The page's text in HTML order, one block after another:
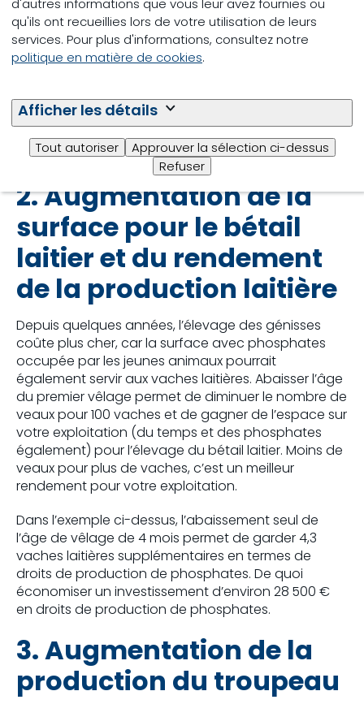
d'autres informations que vous leur avez fournies ou
qu'ils ont recueillies lors de votre utilisation de leurs
services. Pour plus d'informations, consultez notre
politique en matière de cookies.
Afficher les détails
Tout autoriser
Approuver la sélection ci-dessus
Refuser
l’animal. En d’autres termes, la vache laitière
s’amortit plus rapidement.
Améliorer le taux de renouvellement permettrait
économies plus importantes, comme l’illustre le
tableau 1. Un taux de renouvellement inférieur de 5 %
permet d’économiser en moyenne 10 animaux
supplémentaires pour l’élevage.
2. Augmentation de la
surface pour le bétail
laitier et du rendement
de la production laitière
Depuis quelques années, l’élevage des génisses
coûte plus cher, car la surface avec phosphates
occupée par les jeunes animaux pourrait
également servir aux vaches laitières. Abaisser l’âge
du premier vêlage permet de diminuer le nombre de
veaux pour 100 vaches et de gagner de l’espace sur
votre exploitation (du temps et des phosphates
également) pour l’élevage du bétail laitier. Moins de
veaux pour plus de vaches, c’est un meilleur
rendement pour votre exploitation.
Dans l’exemple ci-dessus, l’abaissement seul de
l’âge de vêlage de 4 mois permet de garder 4,3
vaches laitières supplémentaires en termes de
droits de production de phosphates. De quoi
économiser un investissement d’environ 28 500 €
en droits de production de phosphates.
3. Augmentation de la
production du troupeau